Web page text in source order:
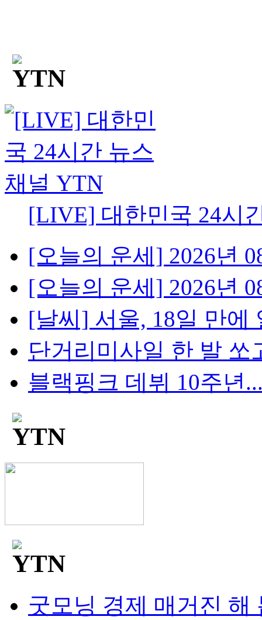
[LIVE] 대한민국 24시
[오늘의 운세] 2026년
[오늘의 운세] 2026년
[날씨] 서울, 18일 만에
단거리미사일 한 발 쏘
블랙핑크 데뷔 10주년
굿모닝 경제 매거진 해